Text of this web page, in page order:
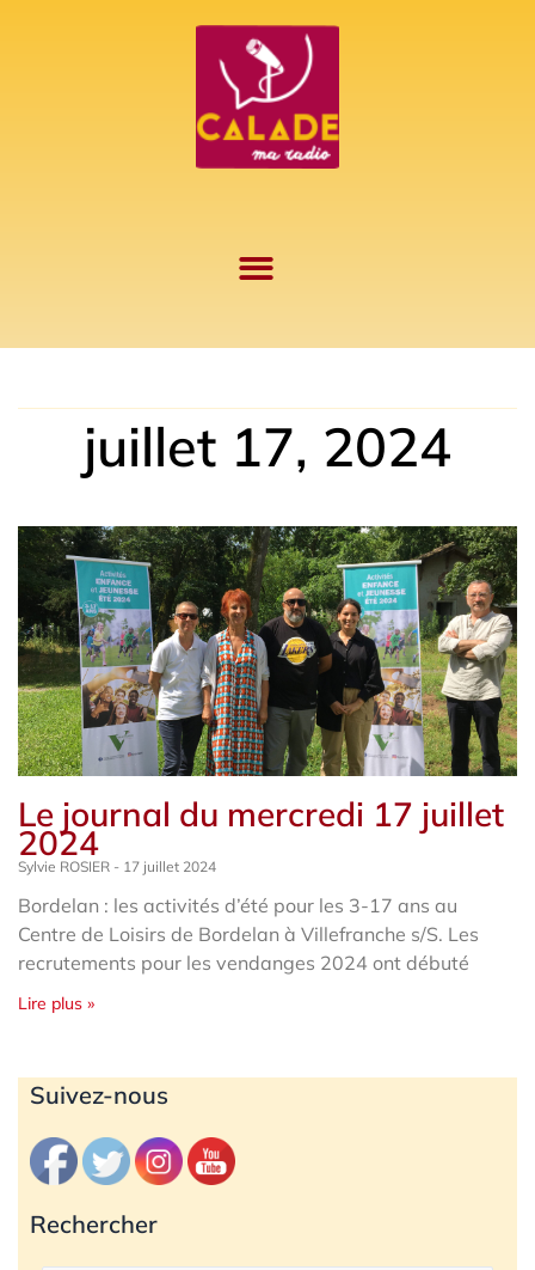
juillet 17, 2024
Le journal du mercredi 17 juillet
2024
Sylvie ROSIER 17 juillet 2024
Bordelan : les activités d’été pour les 3-17 ans au
Centre de Loisirs de Bordelan à Villefranche s/S. Les
recrutements pour les vendanges 2024 ont débuté
Lire plus »
Suivez-nous
Rechercher
Archives